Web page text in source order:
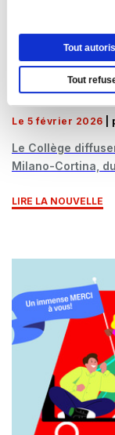
Tout
Tout
SPORTS
Diffusion des
Le 5 février 2026
Le Collège
Milano-Cortina,
LIRE LA NOUVELLE